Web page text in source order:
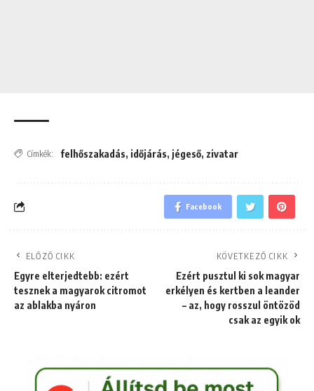
Címkék: felhőszakadás, időjárás, jégeső, zivatar
Facebook
ELŐZŐ CIKK
Egyre elterjedtebb: ezért
tesznek a magyarok citromot
az ablakba nyáron
KÖVETKEZŐ CIKK
Ezért pusztul ki sok magyar
erkélyen és kertben a leander
– az, hogy rosszul öntözöd
csak az egyik ok